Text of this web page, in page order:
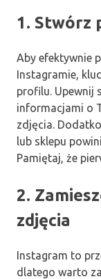
1. Stwórz
Aby efektywnie
Instagramie,
profilu. Upewnij
informacjami o
zdjęcia.
lub sklepu
Pamiętaj, że
2.
zdjęcia
Instagram to
dlatego warto